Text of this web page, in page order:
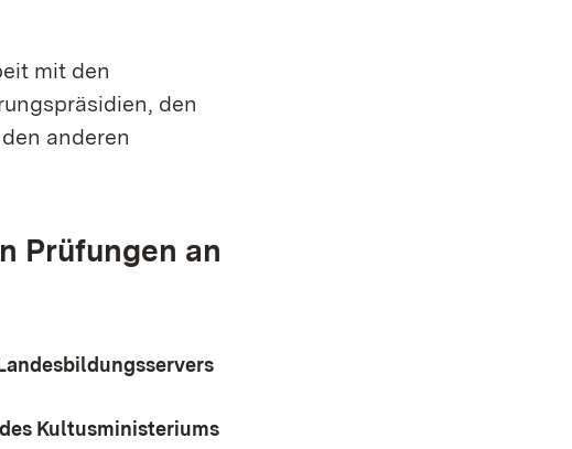
mit den
den
anderen
Prüfungen an
Kultusministeriums